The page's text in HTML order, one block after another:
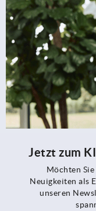
Jetzt zum
Möchten
Neuigkeiten als
unseren